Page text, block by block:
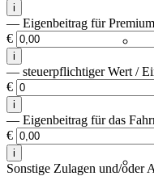
i
— Eigenbeitrag für
€
i
— steuerpflichtiger Wert /
€
i
— Eigenbeitrag für das
€
i
Sonstige Zulagen und/oder